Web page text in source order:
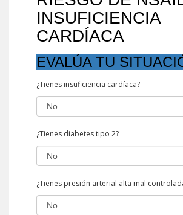
INSUFICIENCIA
CARDÍACA
EVALÚA TU
¿Tienes insuficiencia cardíaca?
¿Tienes diabetes tipo 2?
¿Tienes presión arterial alta mal